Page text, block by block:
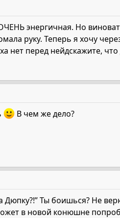
энергичная. Но
руку. Теперь я хочу
нет перед нейдскажите,
В чем же дело?
Ты боишься? Не
в новой конюшне